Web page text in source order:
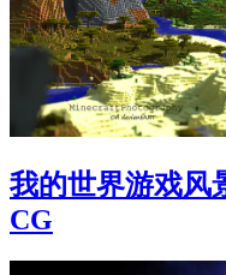
我的世界游戏风
CG